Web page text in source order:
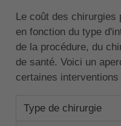
Le coût des chirurgies
en fonction du type
de la procédure, du
de santé. Voici un
certaines
Type de chirurgie